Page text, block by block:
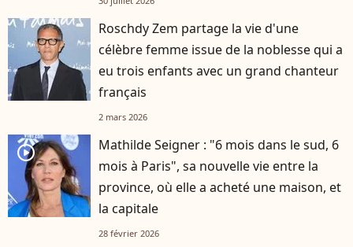
Roschdy Zem partage la vie d'une
célèbre femme issue de la noblesse qui a
eu trois enfants avec un grand chanteur
français
2 mars 2026
player2
Mathilde Seigner : "6 mois dans le sud, 6
mois à Paris", sa nouvelle vie entre la
province, où elle a acheté une maison, et
la capitale
28 février 2026